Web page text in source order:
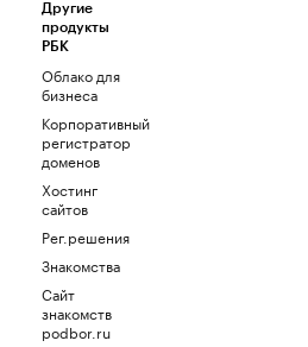
Другие
продукты
РБК
Облако для
бизнеса
Корпоративный
регистратор
доменов
Хостинг
сайтов
Рег.решения
Знакомства
Сайт
знакомств
podbor.ru